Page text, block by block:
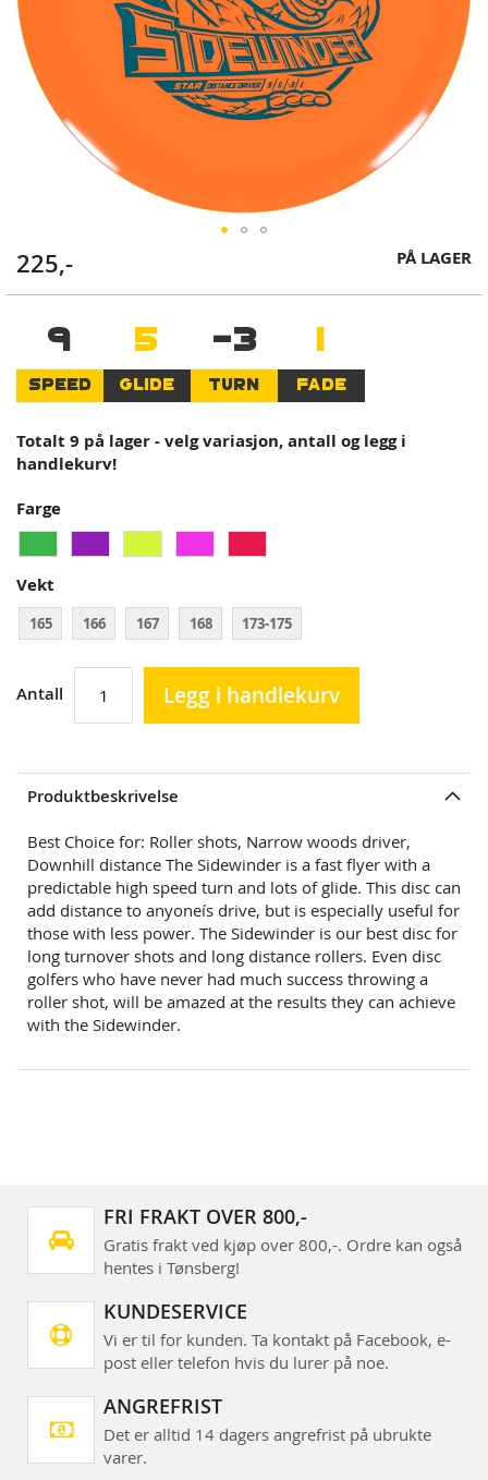
Skip
to
the
beginning
the
images
225,- PÅ LAGER
9
SPEED
5
GLIDE
-3
TURN
1
FADE
Totalt 9 på lager - velg variasjon, antall og legg i
handlekurv!
Farge
Vekt
165 166 167 168 173-175
Antall Legg i handlekurv
Produktbeskrivelse
Best Choice for: Roller shots, Narrow woods driver,
Downhill distance The Sidewinder is a fast flyer with a
predictable high speed turn and lots of glide. This disc can
add distance to anyoneís drive, but is especially useful for
those with less power. The Sidewinder is our best disc for
long turnover shots and long distance rollers. Even disc
golfers who have never had much success throwing a
roller shot, will be amazed at the results they can achieve
with the Sidewinder.
FRI FRAKT OVER 800,-
Gratis frakt ved kjøp over 800,-. Ordre kan også
hentes i Tønsberg!
KUNDESERVICE
Vi er til for kunden. Ta kontakt på Facebook, e-
post eller telefon hvis du lurer på noe.
ANGREFRIST
Det er alltid 14 dagers angrefrist på ubrukte
varer.